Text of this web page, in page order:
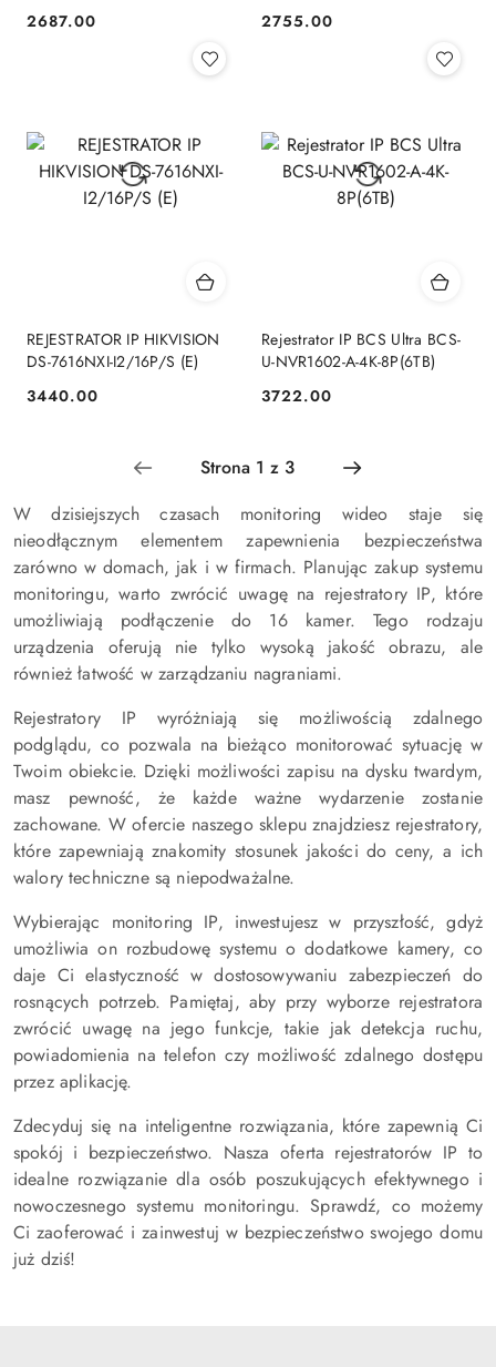
Cena:
2687.00 Cena:
2755.00
REJESTRATOR IP HIKVISION
DS-7616NXI-I2/16P/S (E)
Cena:
3440.00
Rejestrator IP BCS Ultra BCS-
U-NVR1602-A-4K-8P(6TB)
Cena:
3722.00
W dzisiejszych czasach monitoring wideo staje się
nieodłącznym elementem zapewnienia bezpieczeństwa
zarówno w domach, jak i w firmach. Planując zakup systemu
monitoringu, warto zwrócić uwagę na rejestratory IP, które
umożliwiają podłączenie do 16 kamer. Tego rodzaju
urządzenia oferują nie tylko wysoką jakość obrazu, ale
również łatwość w zarządzaniu nagraniami.
Rejestratory IP wyróżniają się możliwością zdalnego
podglądu, co pozwala na bieżąco monitorować sytuację w
Twoim obiekcie. Dzięki możliwości zapisu na dysku twardym,
masz pewność, że każde ważne wydarzenie zostanie
zachowane. W ofercie naszego sklepu znajdziesz rejestratory,
które zapewniają znakomity stosunek jakości do ceny, a ich
walory techniczne są niepodważalne.
Wybierając monitoring IP, inwestujesz w przyszłość, gdyż
umożliwia on rozbudowę systemu o dodatkowe kamery, co
daje Ci elastyczność w dostosowywaniu zabezpieczeń do
rosnących potrzeb. Pamiętaj, aby przy wyborze rejestratora
zwrócić uwagę na jego funkcje, takie jak detekcja ruchu,
powiadomienia na telefon czy możliwość zdalnego dostępu
przez aplikację.
Zdecyduj się na inteligentne rozwiązania, które zapewnią Ci
spokój i bezpieczeństwo. Nasza oferta rejestratorów IP to
idealne rozwiązanie dla osób poszukujących efektywnego i
nowoczesnego systemu monitoringu. Sprawdź, co możemy
Ci zaoferować i zainwestuj w bezpieczeństwo swojego domu
już dziś!